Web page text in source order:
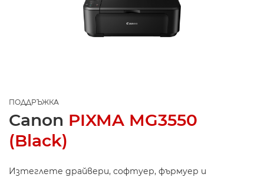
ПОДДРЪЖКА
Canon PIXMA MG3550
(Black)
Изтеглете драйвери, софтуер, фърмуер и